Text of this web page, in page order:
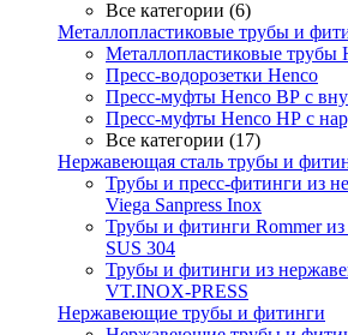
Все категории (6)
Металлопластиковые трубы и
Металлопластиковые трубы
Пресс-водорозетки Henco
Пресс-муфты Henco ВР с
Пресс-муфты Henco НР с
Все категории (17)
Нержавеющая сталь трубы и
Трубы и пресс-фитинги из
Viega Sanpress Inox
Трубы и фитинги Rommer
SUS 304
Трубы и фитинги из
VT.INOX-PRESS
Нержавеющие трубы и фитинги